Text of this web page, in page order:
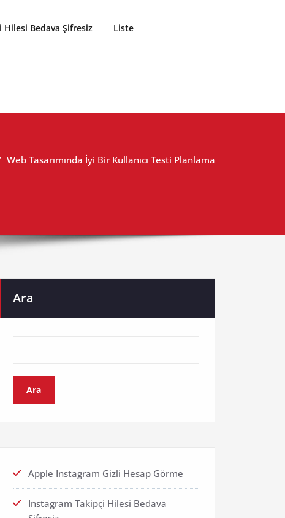
Bedava Şifresiz Liste
Web Tasarımında İyi Bir Kullanıcı Testi Planlama
Ara
Ara
Apple Instagram Gizli Hesap Görme
Instagram Takipçi Hilesi Bedava